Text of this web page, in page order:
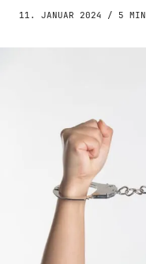
11. JANUAR 2024 / 5